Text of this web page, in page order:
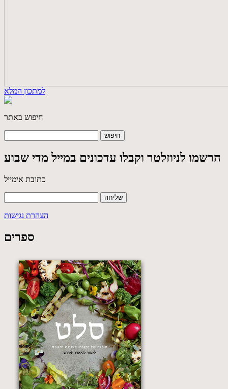
למתכון המלא
חיפוש באתר
הרשמו לניוזלטר וקבלו עדכונים במייל מדי שבוע
כתובת אימייל
הצהרת נגישות
ספרים